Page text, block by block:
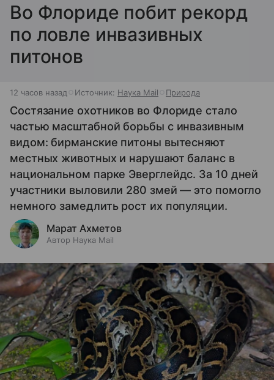
Во Флориде побит рекорд
по ловле инвазивных
питонов
12 часов назад Источник: Наука Mail Природа
Состязание охотников во Флориде стало
частью масштабной борьбы с инвазивным
видом: бирманские питоны вытесняют
местных животных и нарушают баланс в
национальном парке Эверглейдс. За 10 дней
участники выловили 280 змей — это помогло
немного замедлить рост их популяции.
Марат Ахметов
Автор Наука Mail